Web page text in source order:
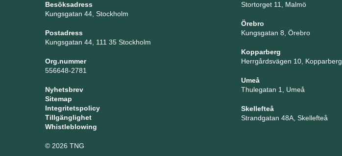
Besöksadress
Kungsgatan 44, Stockholm
Postadress
Kungsgatan 44, 111 35 Stockholm
Org.nummer
556648-2781
Nyhetsbrev
Sitemap
Integritetspolicy
Tillgänglighet
Whistleblowing
© 2026 TNG
Stortorget 11, Malmö
Örebro
Kungsgatan 8, Örebro
Kopparberg
Herrgårdsvägen 10, Kopparberg
Umeå
Thulegatan 1, Umeå
Skellefteå
Strandgatan 48A, Skellefteå